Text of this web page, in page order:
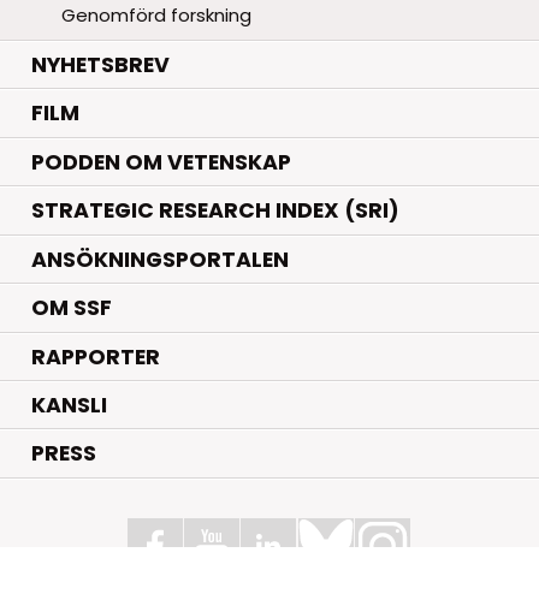
Genomförd forskning
NYHETSBREV
FILM
PODDEN OM VETENSKAP
STRATEGIC RESEARCH INDEX (SRI)
ANSÖKNINGSPORTALEN
OM SSF
RAPPORTER
KANSLI
PRESS